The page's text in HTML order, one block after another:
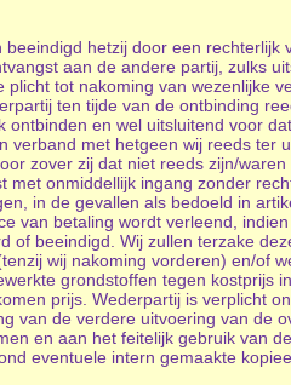
hetzij door een
aan de andere partij, zulks
tot nakoming van wezenlijke
ten tijde van de ontbinding
ontbinden en wel uitsluitend voor
verband met hetgeen wij reeds
zover zij dat niet reeds zijn/
met onmiddellijk ingang zonder
in de gevallen als bedoeld in
van betaling wordt verleend,
of beeindigd. Wij zullen terzake
wij nakoming vorderen) en/of
grondstoffen tegen kostprijs
prijs. Wederpartij is verplicht
van de verdere uitvoering van de
en aan het feitelijk gebruik van
eventuele intern gemaakte